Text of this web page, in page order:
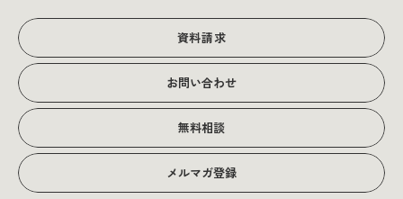
会社沿革
資料請求
お問い合わせ
無料相談
メルマガ登録